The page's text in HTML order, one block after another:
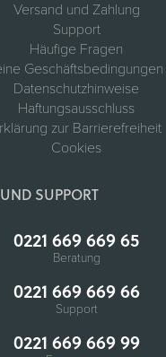
Versand und Zahlung
Support
Häufige Fragen
Geschäftsbedingungen
Datenschutzhinweise
Haftungsausschluss
zur Barrierefreiheit
Cookies
SUPPORT
0221 669 669 65
Beratung
0221 669 669 66
Support
0221 669 669 99